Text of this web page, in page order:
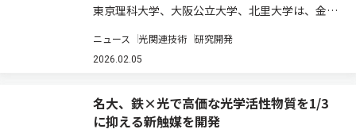
東京理科大学、大阪公立大学、北里大学は、金錯
原子を精密に配置した[9]シクロパラフェニレン
（[9]CPP）の開発に成功した（ニュースリリー
ニュース 光関連技術 研究開発
2026.02.05
名大、鉄×光で高価な光学活性物質を1/3
に抑える新触媒を開発